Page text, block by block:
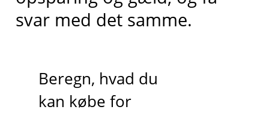
svar med det samme.
Beregn, hvad du
kan købe for